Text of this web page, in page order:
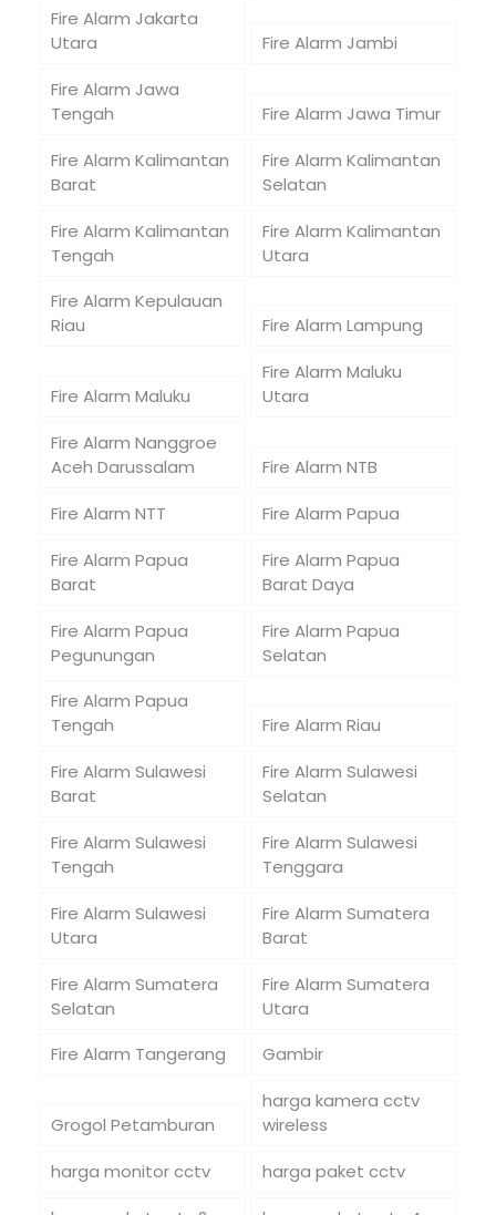
Fire Alarm Jakarta
Utara
Fire Alarm Jambi
Fire Alarm Jawa
Tengah
Fire Alarm Jawa Timur
Fire Alarm Kalimantan
Barat
Fire Alarm Kalimantan
Selatan
Fire Alarm Kalimantan
Tengah
Fire Alarm Kalimantan
Utara
Fire Alarm Kepulauan
Riau
Fire Alarm Lampung
Fire Alarm Maluku
Fire Alarm Maluku
Utara
Fire Alarm Nanggroe
Aceh Darussalam
Fire Alarm NTB
Fire Alarm NTT
Fire Alarm Papua
Fire Alarm Papua
Barat
Fire Alarm Papua
Barat Daya
Fire Alarm Papua
Pegunungan
Fire Alarm Papua
Selatan
Fire Alarm Papua
Tengah
Fire Alarm Riau
Fire Alarm Sulawesi
Barat
Fire Alarm Sulawesi
Selatan
Fire Alarm Sulawesi
Tengah
Fire Alarm Sulawesi
Tenggara
Fire Alarm Sulawesi
Utara
Fire Alarm Sumatera
Barat
Fire Alarm Sumatera
Selatan
Fire Alarm Sumatera
Utara
Fire Alarm Tangerang
Gambir
Grogol Petamburan
harga kamera cctv
wireless
harga monitor cctv
harga paket cctv